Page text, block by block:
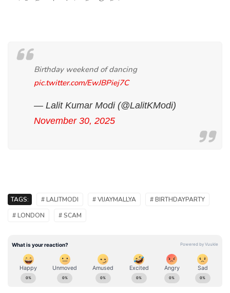
Birthday weekend of dancing
pic.twitter.com/EwJBPiej7C
— Lalit Kumar Modi (@LalitKModi)
November 30, 2025
TAGS: # LALITMODI # VIJAYMALLYA
# BIRTHDAYPARTY
# LONDON
# SCAM